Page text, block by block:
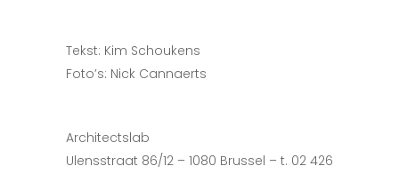
Tekst: Kim Schoukens
Foto’s: Nick Cannaerts
Architectslab
Ulensstraat 86/12 – 1080 Brussel – t. 02 426